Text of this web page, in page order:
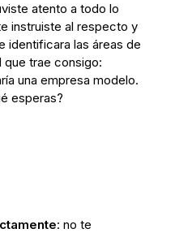
atento a todo lo
instruiste al respecto y
identificara las áreas de
trae consigo:
una empresa modelo.
esperas?
: no te